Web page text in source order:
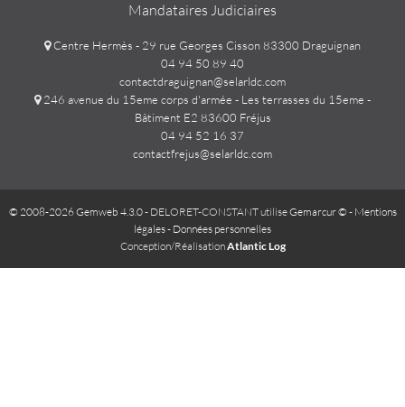
Mandataires Judiciaires
Centre Hermès - 29 rue Georges Cisson 83300 Draguignan
04 94 50 89 40
contactdraguignan@selarldc.com
246 avenue du 15eme corps d'armée - Les terrasses du 15eme -
Bâtiment E2 83600 Fréjus
04 94 52 16 37
contactfrejus@selarldc.com
© 2008-2026 Gemweb 4.3.0- DELORET-CONSTANT utiliseGemarcur © - Mentions
légales- Données personnelles
Conception/RéalisationAtlantic Log